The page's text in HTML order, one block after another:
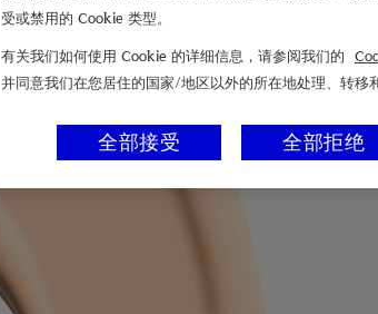
受或禁用的 Cookie 类型。
有关我们如何使用 Cookie 的详细信息，请参阅我们的
并同意我们在您居住的国家/地区以外的所在地处理、转移
全部拒绝
全部接受